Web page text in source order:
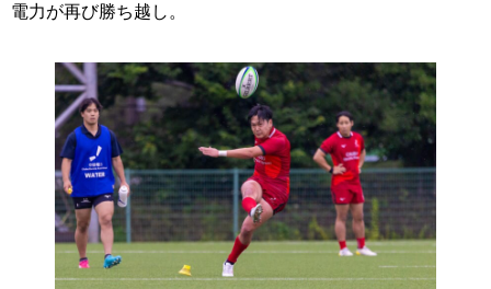
電力が再び勝ち越し。